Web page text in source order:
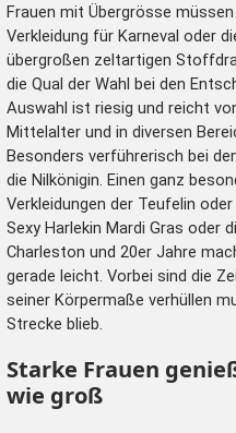
Frauen mit Übergrösse
Verkleidung für Karneval oder
übergroßen zeltartigen
die Qual der Wahl bei den
Auswahl ist riesig und reicht
Mittelalter und in diversen
Besonders verführerisch bei
die Nilkönigin. Einen ganz
Verkleidungen der Teufelin
Sexy Harlekin Mardi Gras oder
Charleston und 20er Jahre
gerade leicht. Vorbei sind die
seiner Körpermaße verhüllen
Strecke blieb.
Starke Frauen
wie groß